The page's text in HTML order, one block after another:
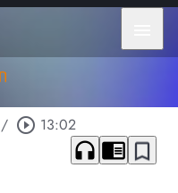
/ play_circle_outline 13:02
headphones chrome_reader_mode bookmark_border